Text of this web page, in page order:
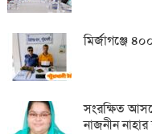
মির্জাগঞ্জে
সংরক্ষিত
নাজনীন